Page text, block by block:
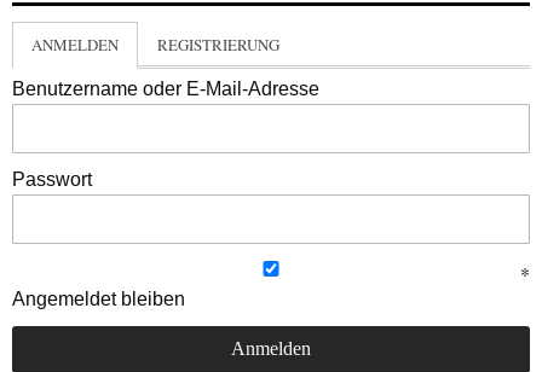
ANMELDEN REGISTRIERUNG
Benutzername oder E-Mail-Adresse
Passwort
Angemeldet bleiben